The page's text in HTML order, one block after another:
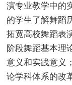
演专业教学中的
的学生了解舞蹈
拓宽高校舞蹈表
阶段舞蹈基本理
意义和实践意义
论学科体系的改